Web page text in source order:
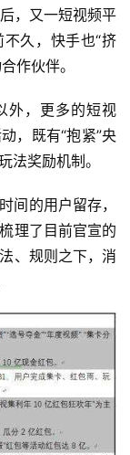
，又一短视频平
久，快手也“挤
作伙伴。
外，更多的短视
，既有“抱紧”央
法奖励机制。
间的用户留存，
理了目前官宣的
、规则之下，消